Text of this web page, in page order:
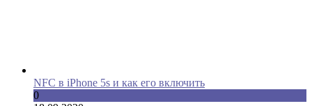
NFC в iPhone 5s и как его включить
0